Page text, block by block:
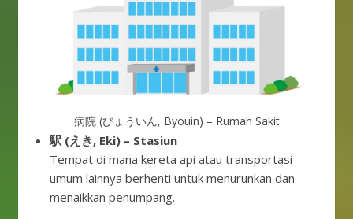
病院 (びょういん, Byouin) – Rumah Sakit
駅 (えき, Eki) – Stasiun
Tempat di mana kereta api atau transportasi
umum lainnya berhenti untuk menurunkan dan
menaikkan penumpang.